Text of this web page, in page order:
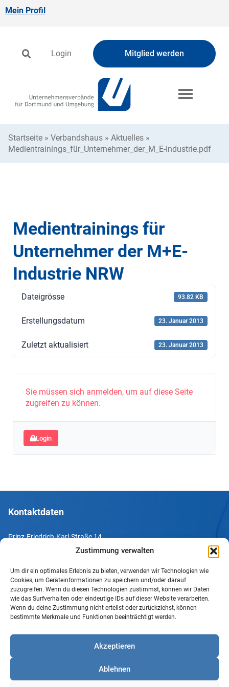
Zustimmung verwalten
Um dir ein optimales Erlebnis zu bieten, verwenden wir Technologien wie
Cookies, um Geräteinformationen zu speichern und/oder darauf
zuzugreifen. Wenn du diesen Technologien zustimmst, können wir Daten
wie das Surfverhalten oder eindeutige IDs auf dieser Website verarbeiten.
Wenn du deine Zustimmung nicht erteilst oder zurückziehst, können
bestimmte Merkmale und Funktionen beeinträchtigt werden.
Akzeptieren
Ablehnen
Mein Profil
Login Mitglied werden
Startseite » Verbandshaus » Aktuelles »
Medientrainings_für_Unternehmer_der_M_E-Industrie.pdf
Medientrainings für
Unternehmer der M+E-
Industrie NRW
Dateigrösse 93.82 KB
Erstellungsdatum 23. Januar 2013
Zuletzt aktualisiert 23. Januar 2013
Sie müssen sich anmelden, um auf diese Seite
zugreifen zu können.
Login
Kontaktdaten
Prinz-Friedrich-Karl-Straße 14
Tel. +49 231 952052-10
Fax +49 231 952052-60
e-Mail info@uv-do.de
Internet www.uv-do.de
Impressum